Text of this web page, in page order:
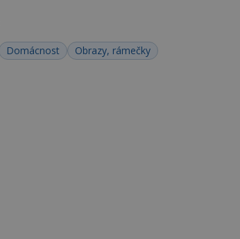
Domácnost Obrazy, rámečky